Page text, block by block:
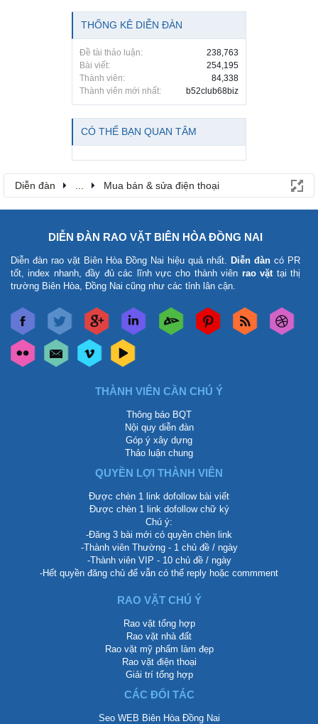
THỐNG KÊ DIỄN ĐÀN
Đề tài thảo luận:
238,763
Bài viết:
254,195
Thành viên:
84,338
Thành viên mới nhất:
b52club68biz
CÓ THỂ BẠN QUAN TÂM
Diễn đàn Mua bán & sửa điện thoại
DIỄN ĐÀN RAO VẶT BIÊN HÒA ĐỒNG NAI
Diễn đàn rao vặt Biên Hòa Đồng Nai hiệu quả nhất. Diễn đàn có PR
tốt, index nhanh, đầy đủ các lĩnh vực cho thành viên rao vặt tại thị
trường Biên Hòa, Đồng Nai cũng như các tỉnh lân cận.
THÀNH VIÊN CẦN CHÚ Ý
Thông báo BQT
Nội quy diễn đàn
Góp ý xây dựng
Thảo luận chung
QUYỀN LỢI THÀNH VIÊN
Được chèn 1 link dofollow bài viết
Được chèn 1 link dofollow chữ ký
Chú ý:
-Đăng 3 bài mới có quyền chèn link
-Thành viên Thường - 1 chủ đề / ngày
-Thành viên VIP - 10 chủ đề / ngày
-Hết quyền đăng chủ để vẫn có thể reply hoặc commment
RAO VẶT CHÚ Ý
Rao vặt tổng hợp
Rao vặt nhà đất
Rao vặt mỹ phẩm làm đẹp
Rao vặt điện thoại
Giải trí tổng hợp
CÁC ĐỐI TÁC
Seo WEB Biên Hòa Đồng Nai